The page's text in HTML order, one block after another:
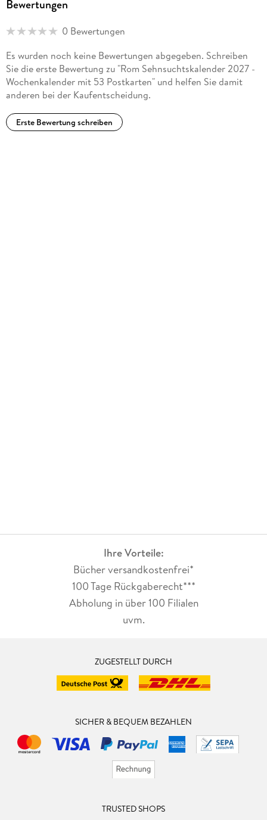
Bewertungen
0 Bewertungen
Es wurden noch keine Bewertungen abgegeben. Schreiben
Sie die erste Bewertung zu "Rom Sehnsuchtskalender 2027 -
Wochenkalender mit 53 Postkarten" und helfen Sie damit
anderen bei der Kaufentscheidung.
Erste Bewertung schreiben
Ihre Vorteile:
Bücher versandkostenfrei*
100 Tage Rückgaberecht***
Abholung in über 100 Filialen
uvm.
ZUGESTELLT DURCH
SICHER & BEQUEM BEZAHLEN
TRUSTED SHOPS